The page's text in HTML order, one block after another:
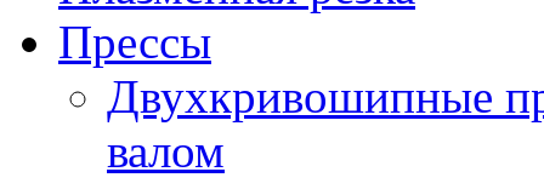
Прессы
Двухкривошипные
валом